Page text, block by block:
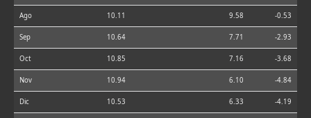
Ago 10.11 9.58 -0.53
Sep 10.64 7.71 -2.93
Oct 10.85 7.16 -3.68
Nov 10.94 6.10 -4.84
Dic 10.53 6.33 -4.19